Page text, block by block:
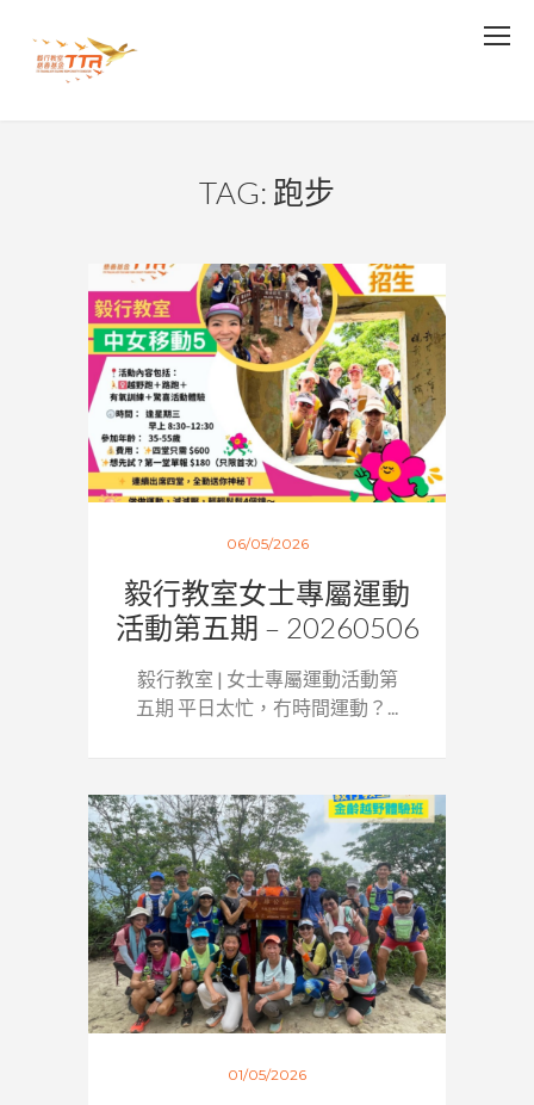
TAG: 跑步
06/05/2026
毅行教室女士專屬運動
活動第五期 – 20260506
毅行教室 | 女士專屬運動活動第
五期 平日太忙，冇時間運動？...
01/05/2026